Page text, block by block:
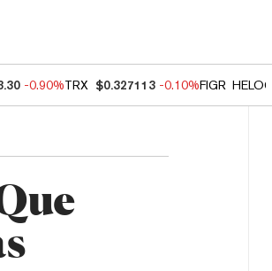
-0.90%TRX $0.327113 -0.10%FIGR_HELOC